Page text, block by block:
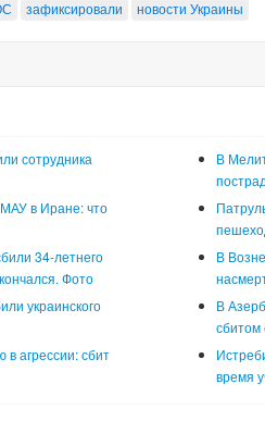
зафиксировали новости Украины
сотрудника
В
в Иране: что
34-летнего
Фото
В
украинского
В
сбитом
агрессии: сбит
время